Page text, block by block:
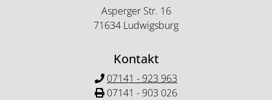
Asperger Str. 16
71634 Ludwigsburg
Kontakt
07141 - 923 963
07141 - 903 026